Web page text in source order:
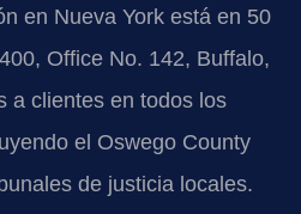
en Nueva York está en 50
Office No. 142, Buffalo,
a clientes en todos los
el Oswego County
de justicia locales.